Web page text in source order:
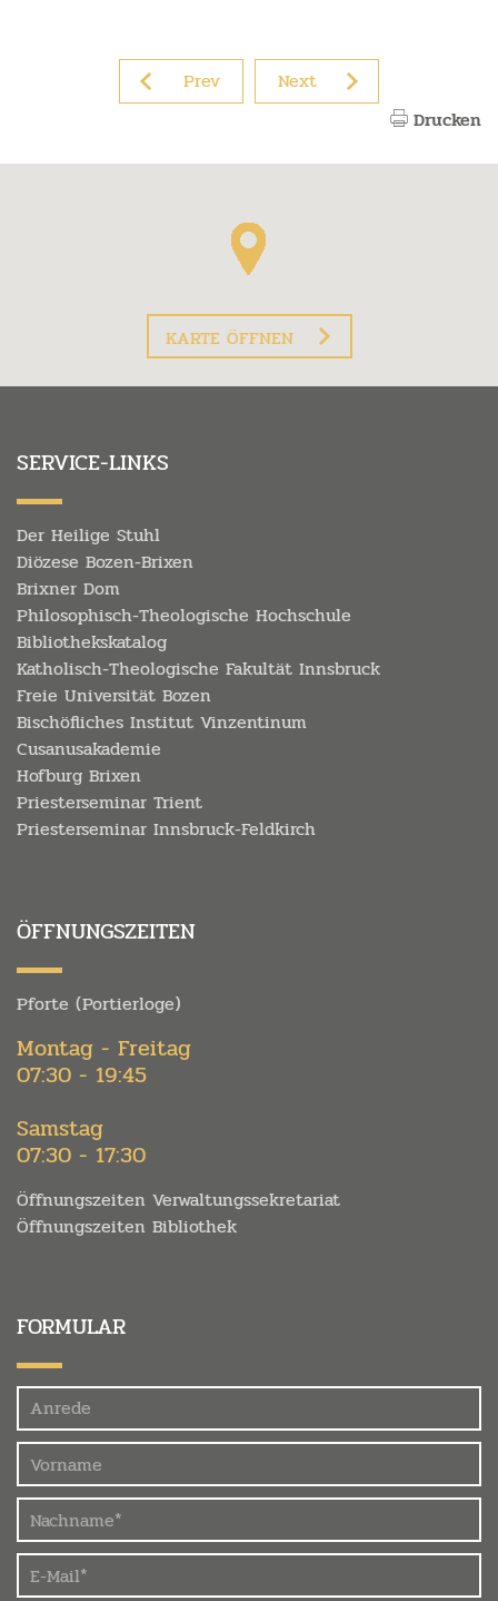
Prev
Next
Drucken
KARTE ÖFFNEN
SERVICE-LINKS
Der Heilige Stuhl
Diözese Bozen-Brixen
Brixner Dom
Philosophisch-Theologische Hochschule
Bibliothekskatalog
Katholisch-Theologische Fakultät Innsbruck
Freie Universität Bozen
Bischöfliches Institut Vinzentinum
Cusanusakademie
Hofburg Brixen
Priesterseminar Trient
Priesterseminar Innsbruck-Feldkirch
ÖFFNUNGSZEITEN
Pforte (Portierloge)
Montag - Freitag
07:30 - 19:45
Samstag
07:30 - 17:30
Öffnungszeiten Verwaltungssekretariat
Öffnungszeiten Bibliothek
FORMULAR
Felder